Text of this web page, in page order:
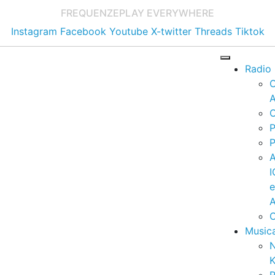
FREQUENZEPLAY EVERYWHERE
Instagram Facebook Youtube X-twitter Threads Tiktok
Radio
e